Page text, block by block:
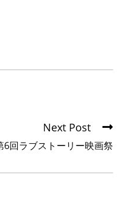
Next Post
6回ラブストーリー映画祭